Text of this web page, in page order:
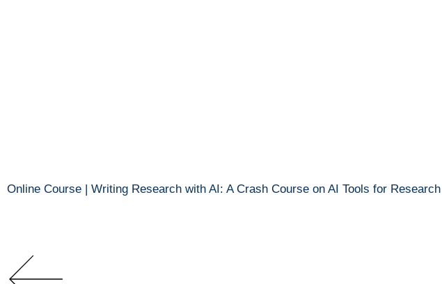
Online Course | Writing Research with AI: A Crash Course on AI Tools for Research